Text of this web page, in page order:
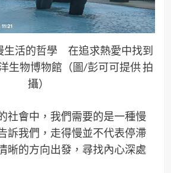
活的哲學 在追求熱愛中找到
生物博物館（圖/彭可可提供 拍
攝）
社會中，我們需要的是一種慢
訴我們，走得慢並不代表停滯
晰的方向出發，尋找內心深處